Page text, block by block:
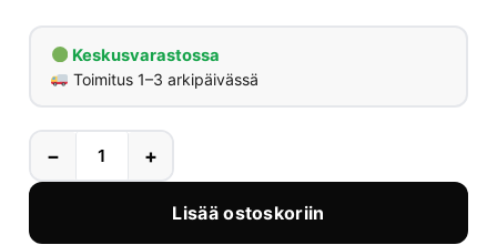
Keskusvarastossa
Toimitus 1–3 arkipäivässä
− +
Lisää ostoskoriin